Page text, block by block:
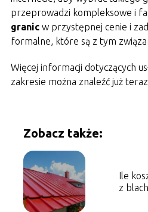
przeprowadzi kompleksowe i
granicw przystępnej cenie i
formalne, które są z tym
Więcej informacji dotyczących
zakresie można znaleźć już
Zobacz także:
Ile
z